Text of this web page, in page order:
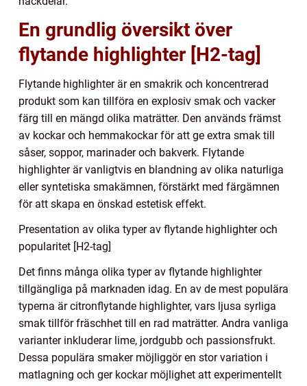
En grundlig översikt över
flytande highlighter [H2-tag]
Flytande highlighter är en smakrik och koncentrerad
produkt som kan tillföra en explosiv smak och vacker
färg till en mängd olika maträtter. Den används främst
av kockar och hemmakockar för att ge extra smak till
såser, soppor, marinader och bakverk. Flytande
highlighter är vanligtvis en blandning av olika naturliga
eller syntetiska smakämnen, förstärkt med färgämnen
för att skapa en önskad estetisk effekt.
Presentation av olika typer av flytande highlighter och
popularitet [H2-tag]
Det finns många olika typer av flytande highlighter
tillgängliga på marknaden idag. En av de mest populära
typerna är citronflytande highlighter, vars ljusa syrliga
smak tillför fräschhet till en rad maträtter. Andra vanliga
varianter inkluderar lime, jordgubb och passionsfrukt.
Dessa populära smaker möjliggör en stor variation i
matlagning och ger kockar möjlighet att experimentellt